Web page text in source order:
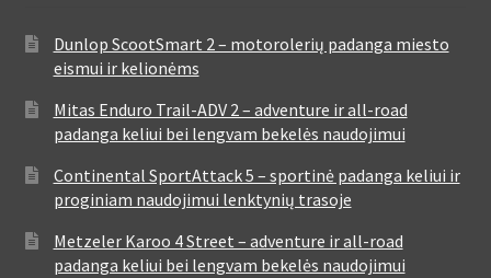
Dunlop ScootSmart 2 – motorolerių padanga miesto
eismui ir kelionėms
Mitas Enduro Trail-ADV 2 – adventure ir all-road
padanga keliui bei lengvam bekelės naudojimui
Continental SportAttack 5 – sportinė padanga keliui ir
proginiam naudojimui lenktynių trasoje
Metzeler Karoo 4 Street – adventure ir all-road
padanga keliui bei lengvam bekelės naudojimui